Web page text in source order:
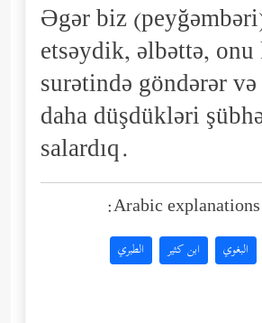
Əgər biz
etsəydik, əlbəttə,
surətində göndərər
daha düşdükləri
salardıq.
Arabic
البغوي ابن كثير الطبري